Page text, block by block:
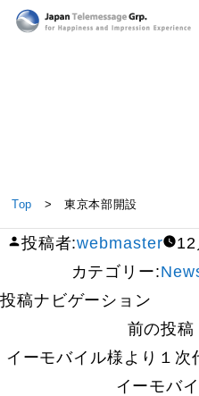
東京本部開設
Top > 東京本部開設
投稿者:webmaster
カテゴリー:
投稿ナビゲーション
前の投稿
イーモバイル様より１次
イーモバ